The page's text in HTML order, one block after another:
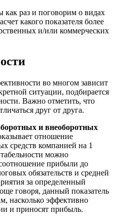
как раз и поговорим о видах
какого показателя более
и/или коммерческих
во многом зависит
ситуации, подбирается
Важно отметить, что
друг от друга.
и внеоборотных
отношение
средств компанией на 1
можно
прибыли до
обязательств и средней
за определенный
говоря, данный показатель
насколько эффективно
и приносят прибыль.